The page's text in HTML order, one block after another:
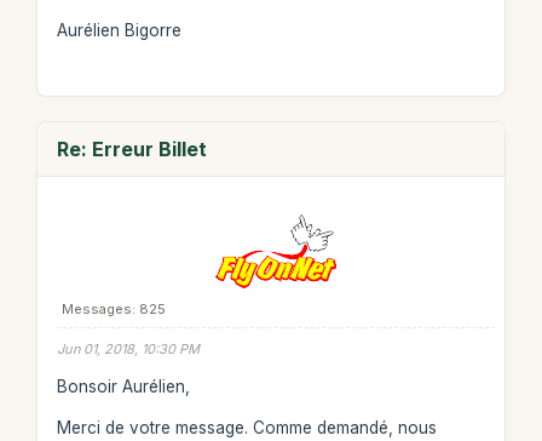
Aurélien Bigorre
Re: Erreur Billet
Messages: 825
Jun 01, 2018, 10:30 PM
Bonsoir Aurélien,
Merci de votre message. Comme demandé, nous